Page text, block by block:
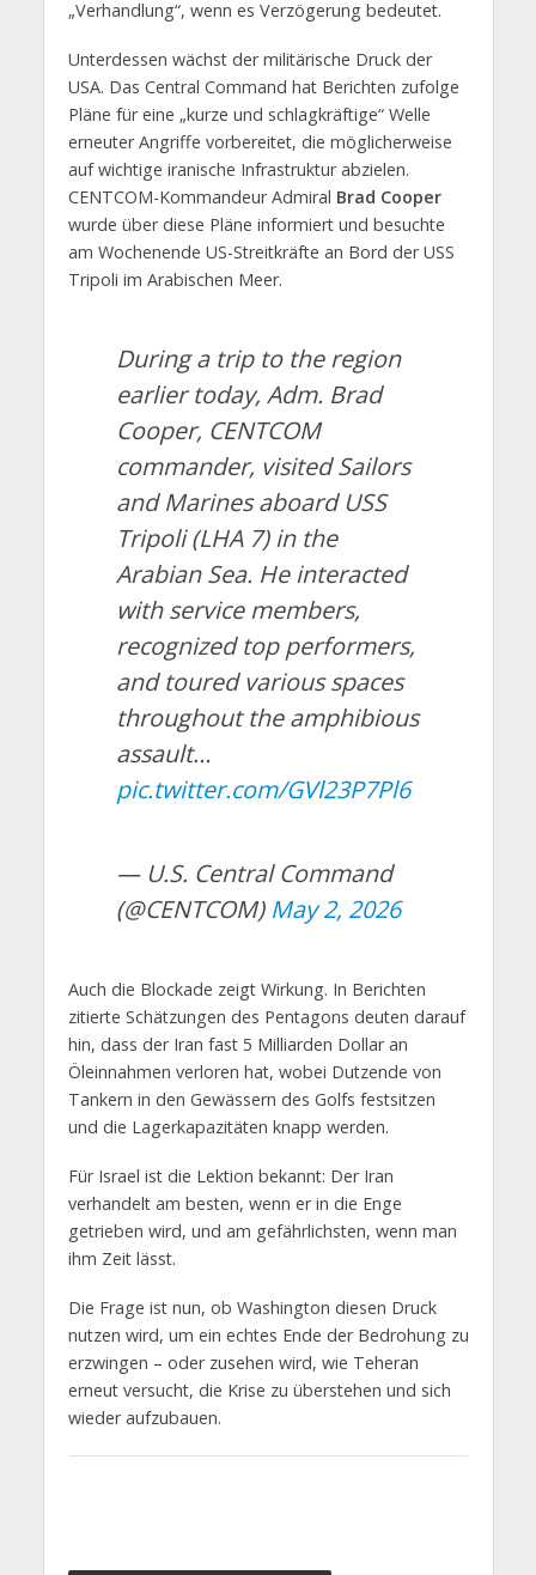
„Verhandlung“, wenn es Verzögerung bedeutet.
Unterdessen wächst der militärische Druck der
USA. Das Central Command hat Berichten zufolge
Pläne für eine „kurze und schlagkräftige“ Welle
erneuter Angriffe vorbereitet, die möglicherweise
auf wichtige iranische Infrastruktur abzielen.
CENTCOM-Kommandeur Admiral Brad Cooper
wurde über diese Pläne informiert und besuchte
am Wochenende US-Streitkräfte an Bord der USS
Tripoli im Arabischen Meer.
During a trip to the region
earlier today, Adm. Brad
Cooper, CENTCOM
commander, visited Sailors
and Marines aboard USS
Tripoli (LHA 7) in the
Arabian Sea. He interacted
with service members,
recognized top performers,
and toured various spaces
throughout the amphibious
assault…
pic.twitter.com/GVl23P7Pl6
— U.S. Central Command
(@CENTCOM) May 2, 2026
Auch die Blockade zeigt Wirkung. In Berichten
zitierte Schätzungen des Pentagons deuten darauf
hin, dass der Iran fast 5 Milliarden Dollar an
Öleinnahmen verloren hat, wobei Dutzende von
Tankern in den Gewässern des Golfs festsitzen
und die Lagerkapazitäten knapp werden.
Für Israel ist die Lektion bekannt: Der Iran
verhandelt am besten, wenn er in die Enge
getrieben wird, und am gefährlichsten, wenn man
ihm Zeit lässt.
Die Frage ist nun, ob Washington diesen Druck
nutzen wird, um ein echtes Ende der Bedrohung zu
erzwingen – oder zusehen wird, wie Teheran
erneut versucht, die Krise zu überstehen und sich
wieder aufzubauen.